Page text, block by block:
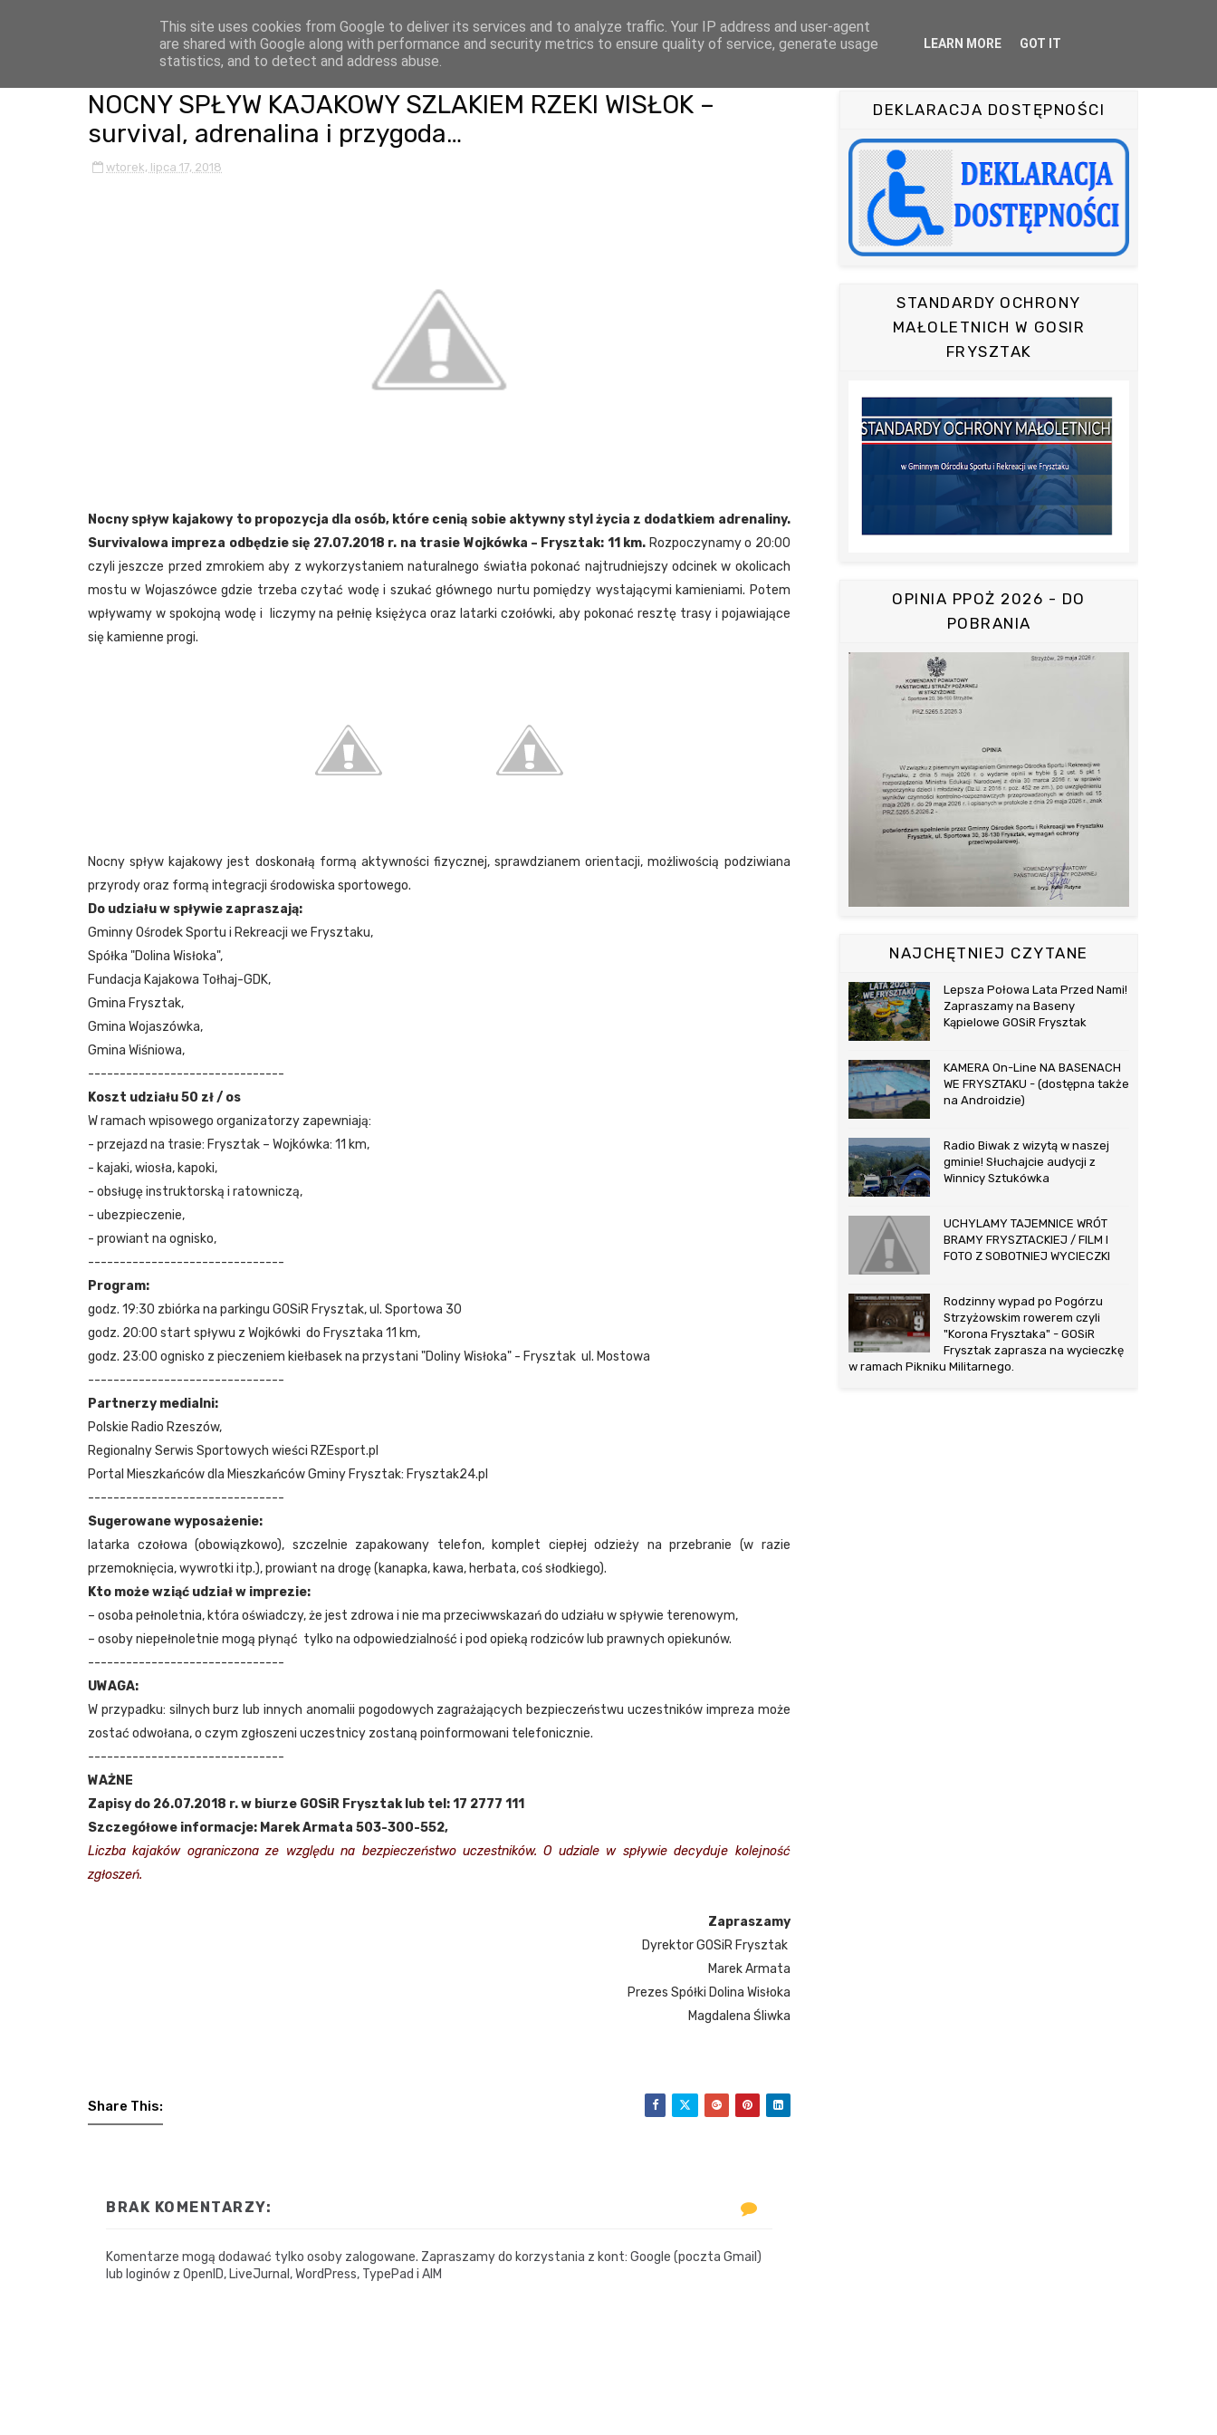
HOME OŚRODEK OFERTA TURYSTYKA KAMERA ON-LINE
NOCNY SPŁYW KAJAKOWY SZLAKIEM RZEKI WISŁOK –
survival, adrenalina i przygoda…
wtorek, lipca 17, 2018
Nocny spływ kajakowy to propozycja dla osób, które cenią sobie aktywny styl życia z dodatkiem adrenaliny.
Survivalowa impreza odbędzie się 27.07.2018 r. na trasie Wojkówka – Frysztak: 11 km. Rozpoczynamy o 20:00
czyli jeszcze przed zmrokiem aby z wykorzystaniem naturalnego światła pokonać najtrudniejszy odcinek w okolicach
mostu w Wojaszówce gdzie trzeba czytać wodę i szukać głównego nurtu pomiędzy wystającymi kamieniami. Potem
wpływamy w spokojną wodę i liczymy na pełnię księżyca oraz latarki czołówki, aby pokonać resztę trasy i pojawiające
się kamienne progi.
Nocny spływ kajakowy jest doskonałą formą aktywności fizycznej, sprawdzianem orientacji, możliwością podziwiana
przyrody oraz formą integracji środowiska sportowego.
Do udziału w spływie zapraszają:
Gminny Ośrodek Sportu i Rekreacji we Frysztaku,
Spółka "Dolina Wisłoka",
Fundacja Kajakowa Tołhaj-GDK,
Gmina Frysztak,
Gmina Wojaszówka,
Gmina Wiśniowa,
-------------------------------
Koszt udziału 50 zł / os
W ramach wpisowego organizatorzy zapewniają:
- przejazd na trasie: Frysztak – Wojkówka: 11 km,
- kajaki, wiosła, kapoki,
- obsługę instruktorską i ratowniczą,
- ubezpieczenie,
- prowiant na ognisko,
-------------------------------
Program:
godz. 19:30 zbiórka na parkingu GOSiR Frysztak, ul. Sportowa 30
godz. 20:00 start spływu z Wojkówki do Frysztaka 11 km,
godz. 23:00 ognisko z pieczeniem kiełbasek na przystani "Doliny Wisłoka" - Frysztak ul. Mostowa
-------------------------------
Partnerzy medialni:
Polskie Radio Rzeszów,
Regionalny Serwis Sportowych wieści RZEsport.pl
Portal Mieszkańców dla Mieszkańców Gminy Frysztak: Frysztak24.pl
-------------------------------
Sugerowane wyposażenie:
latarka czołowa (obowiązkowo), szczelnie zapakowany telefon, komplet ciepłej odzieży na przebranie (w razie
przemoknięcia, wywrotki itp.), prowiant na drogę (kanapka, kawa, herbata, coś słodkiego).
Kto może wziąć udział w imprezie:
– osoba pełnoletnia, która oświadczy, że jest zdrowa i nie ma przeciwwskazań do udziału w spływie terenowym,
– osoby niepełnoletnie mogą płynąć tylko na odpowiedzialność i pod opieką rodziców lub prawnych opiekunów.
-------------------------------
UWAGA:
W przypadku: silnych burz lub innych anomalii pogodowych zagrażających bezpieczeństwu uczestników impreza może
zostać odwołana, o czym zgłoszeni uczestnicy zostaną poinformowani telefonicznie.
-------------------------------
WAŻNE
Zapisy do 26.07.2018 r.w biurze GOSiR Frysztak lub tel:17 2777 111
Szczegółowe informacje: Marek Armata 503-300-552,
Liczba kajaków ograniczona ze względu na bezpieczeństwo uczestników. O udziale w spływie decyduje kolejność
zgłoszeń.
Zapraszamy
Dyrektor GOSiR Frysztak
Marek Armata
Prezes Spółki Dolina Wisłoka
Magdalena Śliwka
Share This:
BRAK KOMENTARZY:
Komentarze mogą dodawać tylko osoby zalogowane. Zapraszamy do korzystania z kont: Google (poczta Gmail)
lub loginów z OpenID, LiveJurnal, WordPress, TypePad i AIM
DEKLARACJA DOSTĘPNOŚCI
STANDARDY OCHRONY
MAŁOLETNICH W GOSIR
FRYSZTAK
OPINIA PPOŻ 2026 - DO
POBRANIA
NAJCHĘTNIEJ CZYTANE
Lepsza Połowa Lata Przed Nami!
Zapraszamy na Baseny
Kąpielowe GOSiR Frysztak
KAMERA On-Line NA BASENACH
WE FRYSZTAKU - (dostępna także
na Androidzie)
Radio Biwak z wizytą w naszej
gminie! Słuchajcie audycji z
Winnicy Sztukówka
UCHYLAMY TAJEMNICE WRÓT
BRAMY FRYSZTACKIEJ / FILM I
FOTO Z SOBOTNIEJ WYCIECZKI
Rodzinny wypad po Pogórzu
Strzyżowskim rowerem czyli
"Korona Frysztaka" - GOSiR
Frysztak zaprasza na wycieczkę
w ramach Pikniku Militarnego.
This site uses cookies from Google to deliver its services and to analyze traffic. Your IP address and user-agent
are shared with Google along with performance and security metrics to ensure quality of service, generate usage
statistics, and to detect and address abuse.
LEARN MORE GOT IT